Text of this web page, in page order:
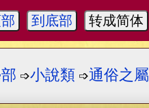
到底部 转成简体
➩小說類 ➩通俗之屬